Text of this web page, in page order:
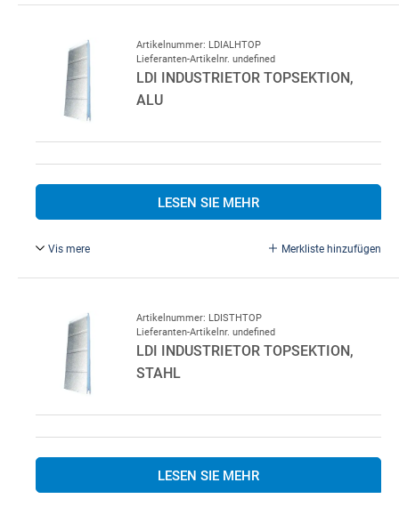
Artikelnummer: LDIALHTOP
Lieferanten-Artikelnr. undefined
LDI INDUSTRIETOR TOPSEKTION,
ALU
LESEN SIE MEHR
Vis mere Merkliste hinzufügen
Artikelnummer: LDISTHTOP
Lieferanten-Artikelnr. undefined
LDI INDUSTRIETOR TOPSEKTION,
STAHL
LESEN SIE MEHR